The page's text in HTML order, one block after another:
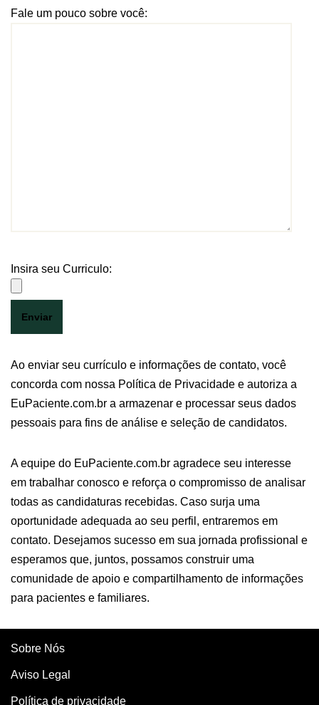
Fale um pouco sobre você:
Insira seu Curriculo:
Ao enviar seu currículo e informações de contato, você
concorda com nossa Política de Privacidade e autoriza a
EuPaciente.com.br a armazenar e processar seus dados
pessoais para fins de análise e seleção de candidatos.
A equipe do EuPaciente.com.br agradece seu interesse
em trabalhar conosco e reforça o compromisso de analisar
todas as candidaturas recebidas. Caso surja uma
oportunidade adequada ao seu perfil, entraremos em
contato. Desejamos sucesso em sua jornada profissional e
esperamos que, juntos, possamos construir uma
comunidade de apoio e compartilhamento de informações
para pacientes e familiares.
Sobre Nós
Aviso Legal
Política de privacidade